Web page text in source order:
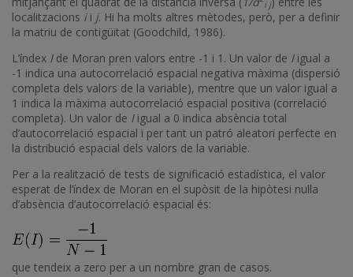
i j
localitzacions ii j. Hi ha molts altres mètodes, però, per a definir
la matriu de contigüitat (Goodchild, 1986).
L’índex Ide Moran pren valors entre -1 i 1. Un valor de Iigual a
-1 indica una autocorrelació espacial negativa màxima (dispersió
completa dels valors de la variable), mentre que un valor igual a
1 indica la màxima autocorrelació espacial positiva (correlació
completa). Un valor de Iigual a 0 indica absència total
d’autocorrelació espacial i per tant un patró aleatori perfecte en
la distribució espacial dels valors de la variable.
Per a la realització de tests de significació estadística, el valor
esperat de l’índex de Moran en el supòsit de la hipòtesi nul·la
d’absència d’autocorrelació espacial és:
que tendeix a zero per a un nombre gran de casos.